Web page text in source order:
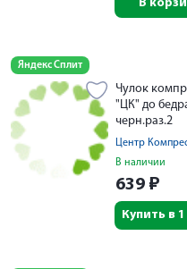
В
Яндекс Сплит
Чулок
"ЦК" до
черн.раз.2
Центр
В наличии
639 ₽
Купить в